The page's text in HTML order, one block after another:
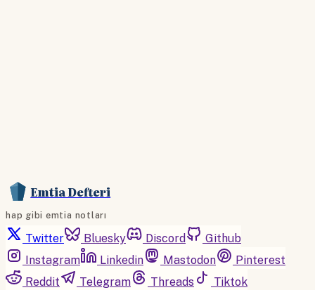
Emtia Defteri
hap gibi emtia notları
Twitter Bluesky Discord
Github
Instagram
Linkedin Mastodon
Pinterest
Reddit
Telegram Threads
Tiktok